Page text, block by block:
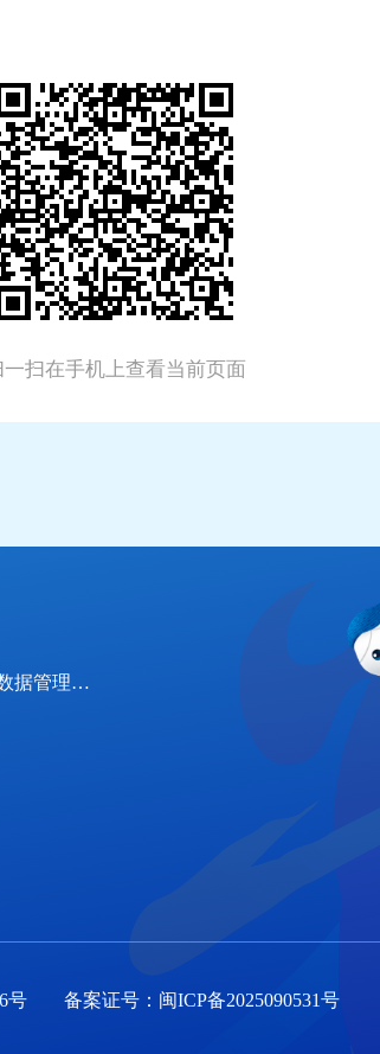
一扫在手机上查看当前页面
福建省发展和改革委员会（福建省数据管理局）
号 备案证号：闽ICP备2025090531号